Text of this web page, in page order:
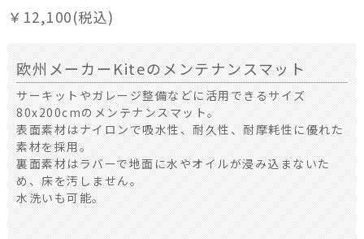
￥12,100(税込)
欧州メーカーKiteのメンテナンスマット
サーキットやガレージ整備などに活用できるサイズ
80x200cmのメンテナンスマット。
表面素材はナイロンで吸水性、耐久性、耐摩耗性に優れた
素材を採用。
裏面素材はラバーで地面に水やオイルが浸み込まないた
め、床を汚しません。
水洗いも可能。